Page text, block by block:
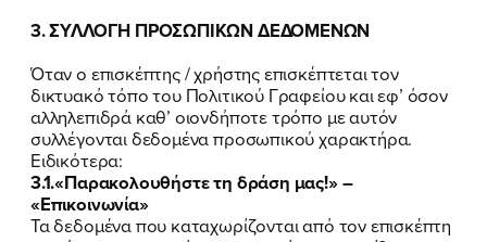
3. ΣΥΛΛΟΓΗ ΠΡΟΣΩΠΙΚΩΝ ΔΕΔΟΜΕΝΩΝ
Όταν ο επισκέπτης / χρήστης επισκέπτεται τον
δικτυακό τόπο του Πολιτικού Γραφείου και εφ’ όσον
αλληλεπιδρά καθ’ οιονδήποτε τρόπο με αυτόν
συλλέγονται δεδομένα προσωπικού χαρακτήρα.
Ειδικότερα:
3.1.«Παρακολουθήστε τη δράση μας!» –
«Επικοινωνία»
Τα δεδομένα που καταχωρίζονται από τον επισκέπτη